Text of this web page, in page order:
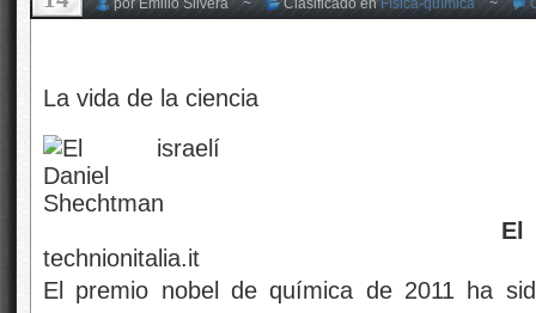
por Emilio Silvera ~ Clasificado enFísica-química~
La vida de la ciencia
El israelí Daniel
technionitalia.it
El premio nobel de química de 2011 ha